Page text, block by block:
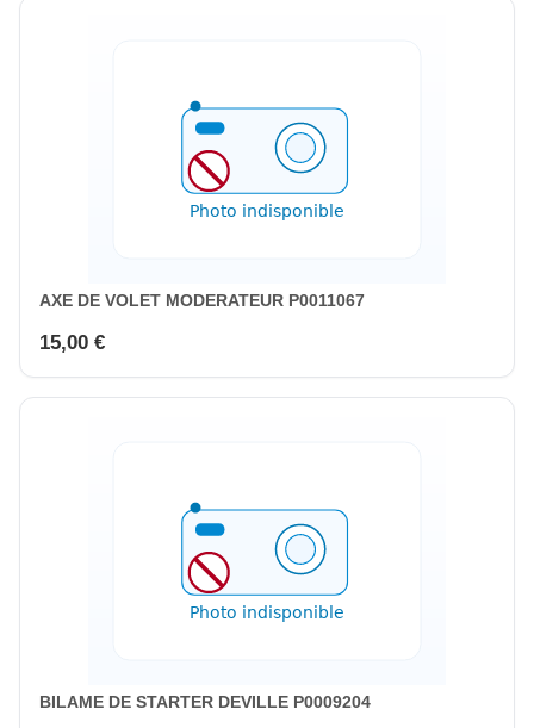
AXE DE VOLET MODERATEUR P0011067
15,00 €
BILAME DE STARTER DEVILLE P0009204